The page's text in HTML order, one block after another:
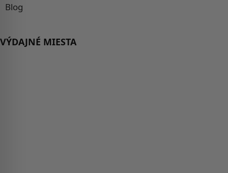
Blog
VÝDAJNÉ MIESTA